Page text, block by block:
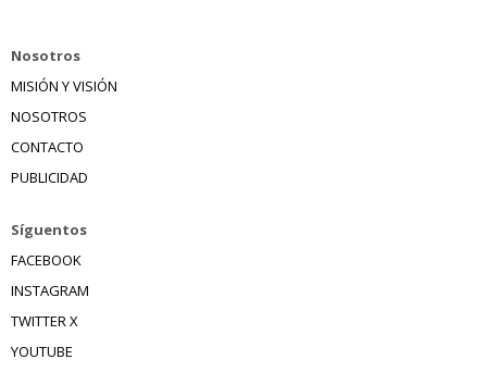
Nosotros
MISIÓN Y VISIÓN
NOSOTROS
CONTACTO
PUBLICIDAD
Síguentos
FACEBOOK
INSTAGRAM
TWITTER X
YOUTUBE